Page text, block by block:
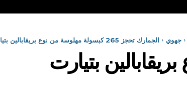
جهوي الجمارك تحجز 265 كبسولة مهلوسة من نوع بريقابالين بتيارت